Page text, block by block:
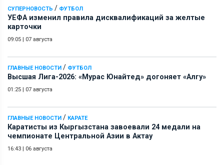
СУПЕРНОВОСТЬ / ФУТБОЛ
УЕФА изменил правила дисквалификаций за желтые
карточки
09:05 07 августа
ГЛАВНЫЕ НОВОСТИ / ФУТБОЛ
Высшая Лига-2026: «Мурас Юнайтед» догоняет «Алгу»
01:25 07 августа
ГЛАВНЫЕ НОВОСТИ / КАРАТЕ
Каратисты из Кыргызстана завоевали 24 медали на
чемпионате Центральной Азии в Актау
16:43 06 августа